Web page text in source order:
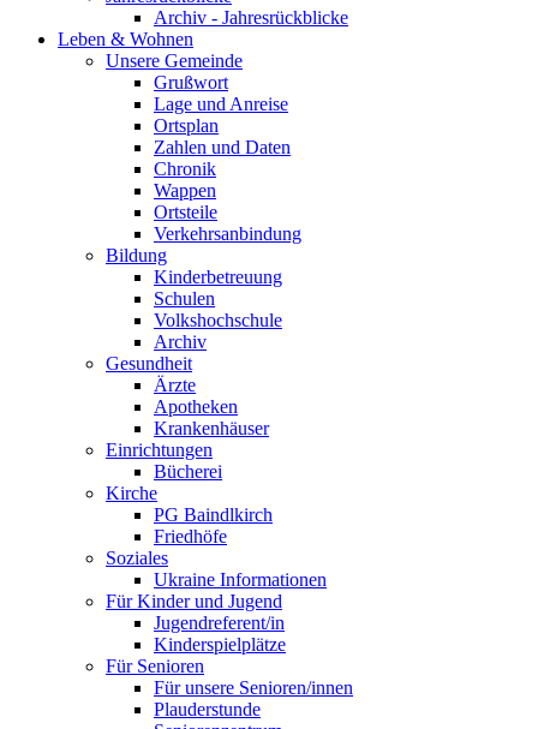
Archiv - Jahresrückblicke
Leben & Wohnen
Unsere Gemeinde
Grußwort
Lage und Anreise
Ortsplan
Zahlen und Daten
Chronik
Wappen
Ortsteile
Verkehrsanbindung
Bildung
Kinderbetreuung
Schulen
Volkshochschule
Archiv
Gesundheit
Ärzte
Apotheken
Krankenhäuser
Einrichtungen
Bücherei
Kirche
PG Baindlkirch
Friedhöfe
Soziales
Ukraine Informationen
Für Kinder und Jugend
Jugendreferent/in
Kinderspielplätze
Für Senioren
Für unsere Senioren/innen
Plauderstunde